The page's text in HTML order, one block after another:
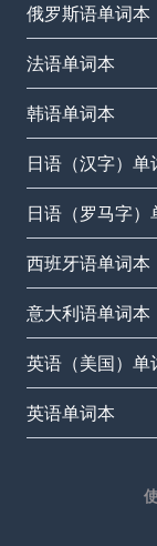
俄罗斯语单词本
法语单词本
韩语单词本
日语（汉字）单
日语（罗马字）
西班牙语单词本
意大利语单词本
英语（美国）单
英语单词本